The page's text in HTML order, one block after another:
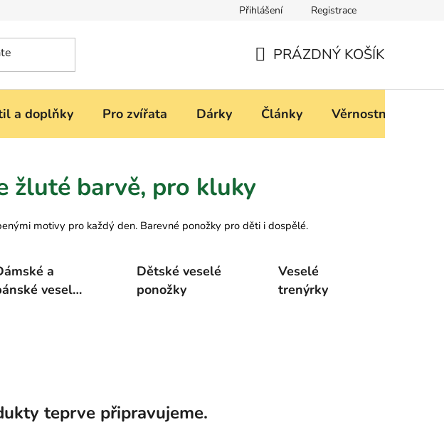
Podmínky ochrany osobních údajů
Přihlášení Registrace
KOŠÍK
PRÁZDNÝ KOŠÍK
a doplňky Pro zvířata Dárky Články Věrnostní program
žluté barvě, pro kluky
motivy pro každý den. Barevné ponožky pro děti i dospělé.
a
veselé
Dětské veselé
ponožky
Veselé
trenýrky
teprve připravujeme.